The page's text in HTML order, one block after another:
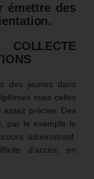
émettre des
des jeunes dans
mais celles
assez précise. Des
par le exemple le
administratif.
d’accès, en